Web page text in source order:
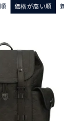
価格が高い順